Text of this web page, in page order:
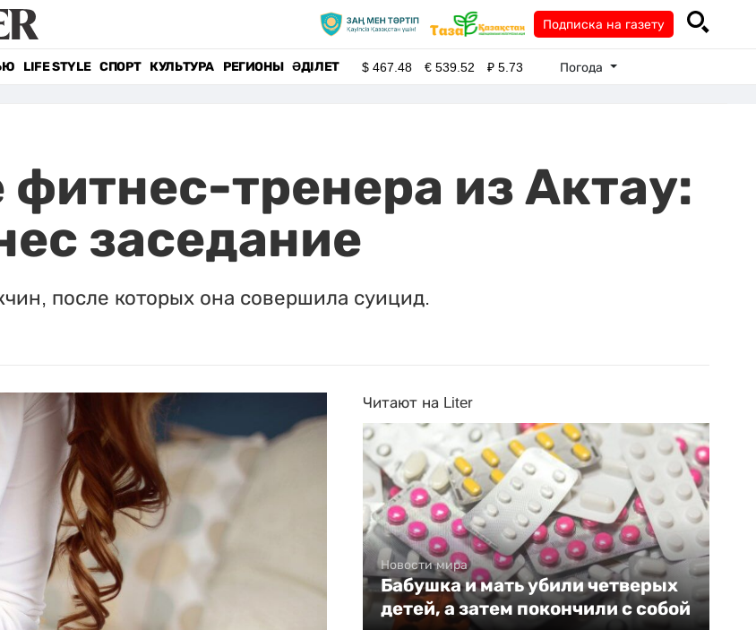
Подписка на газету
LIFE STYLE СПОРТ КУЛЬТУРА РЕГИОНЫ ӘДІЛЕТ $467.48 €539.52 ₽5.73 Погода
тренера из Актау:
заседание
после которых она совершила суицид.
Читают на Liter
Новости мира
Бабушка и мать убили четверых
детей, а затем покончили с собой